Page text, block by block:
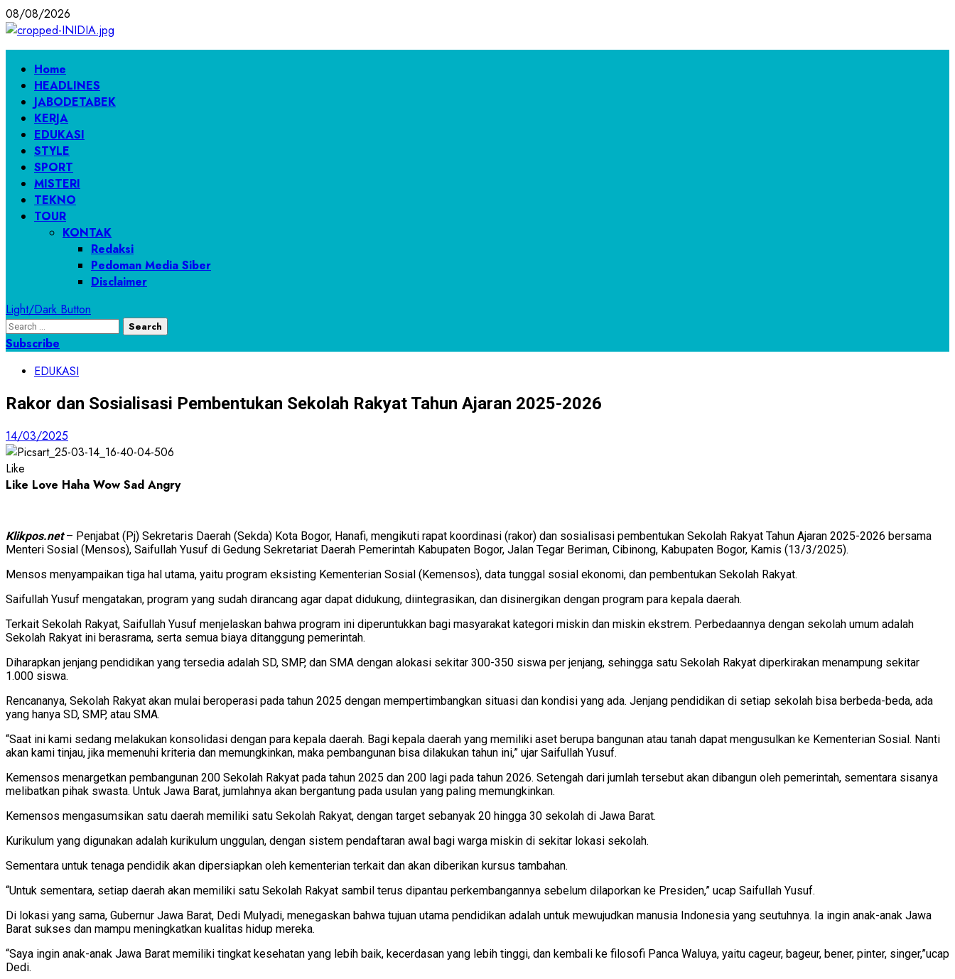
Skip
to
content
08/08/2026
Primary
Menu
Home
HEADLINES
JABODETABEK
KERJA
EDUKASI
STYLE
SPORT
MISTERI
TEKNO
TOUR
KONTAK
Redaksi
Pedoman Media Siber
Disclaimer
Light/Dark Button
Search
for:
Subscribe
EDUKASI
Rakor dan Sosialisasi Pembentukan Sekolah Rakyat Tahun Ajaran 2025-2026
14/03/2025
Like
Like Love Haha Wow Sad Angry
Klikpos.net– Penjabat (Pj) Sekretaris Daerah (Sekda) Kota Bogor, Hanafi, mengikuti rapat koordinasi (rakor) dan sosialisasi pembentukan Sekolah Rakyat Tahun Ajaran 2025-2026 bersama
Menteri Sosial (Mensos), Saifullah Yusuf di Gedung Sekretariat Daerah Pemerintah Kabupaten Bogor, Jalan Tegar Beriman, Cibinong, Kabupaten Bogor, Kamis (13/3/2025).
Mensos menyampaikan tiga hal utama, yaitu program eksisting Kementerian Sosial (Kemensos), data tunggal sosial ekonomi, dan pembentukan Sekolah Rakyat.
Saifullah Yusuf mengatakan, program yang sudah dirancang agar dapat didukung, diintegrasikan, dan disinergikan dengan program para kepala daerah.
Terkait Sekolah Rakyat, Saifullah Yusuf menjelaskan bahwa program ini diperuntukkan bagi masyarakat kategori miskin dan miskin ekstrem. Perbedaannya dengan sekolah umum adalah
Sekolah Rakyat ini berasrama, serta semua biaya ditanggung pemerintah.
Diharapkan jenjang pendidikan yang tersedia adalah SD, SMP, dan SMA dengan alokasi sekitar 300-350 siswa per jenjang, sehingga satu Sekolah Rakyat diperkirakan menampung sekitar
1.000 siswa.
Rencananya, Sekolah Rakyat akan mulai beroperasi pada tahun 2025 dengan mempertimbangkan situasi dan kondisi yang ada. Jenjang pendidikan di setiap sekolah bisa berbeda-beda, ada
yang hanya SD, SMP, atau SMA.
“Saat ini kami sedang melakukan konsolidasi dengan para kepala daerah. Bagi kepala daerah yang memiliki aset berupa bangunan atau tanah dapat mengusulkan ke Kementerian Sosial. Nanti
akan kami tinjau, jika memenuhi kriteria dan memungkinkan, maka pembangunan bisa dilakukan tahun ini,” ujar Saifullah Yusuf.
Kemensos menargetkan pembangunan 200 Sekolah Rakyat pada tahun 2025 dan 200 lagi pada tahun 2026. Setengah dari jumlah tersebut akan dibangun oleh pemerintah, sementara sisanya
melibatkan pihak swasta. Untuk Jawa Barat, jumlahnya akan bergantung pada usulan yang paling memungkinkan.
Kemensos mengasumsikan satu daerah memiliki satu Sekolah Rakyat, dengan target sebanyak 20 hingga 30 sekolah di Jawa Barat.
Kurikulum yang digunakan adalah kurikulum unggulan, dengan sistem pendaftaran awal bagi warga miskin di sekitar lokasi sekolah.
Sementara untuk tenaga pendidik akan dipersiapkan oleh kementerian terkait dan akan diberikan kursus tambahan.
“Untuk sementara, setiap daerah akan memiliki satu Sekolah Rakyat sambil terus dipantau perkembangannya sebelum dilaporkan ke Presiden,” ucap Saifullah Yusuf.
Di lokasi yang sama, Gubernur Jawa Barat, Dedi Mulyadi, menegaskan bahwa tujuan utama pendidikan adalah untuk mewujudkan manusia Indonesia yang seutuhnya. Ia ingin anak-anak Jawa
Barat sukses dan mampu meningkatkan kualitas hidup mereka.
“Saya ingin anak-anak Jawa Barat memiliki tingkat kesehatan yang lebih baik, kecerdasan yang lebih tinggi, dan kembali ke filosofi Panca Waluya, yaitu cageur, bageur, bener, pinter, singer,”ucap
Dedi.